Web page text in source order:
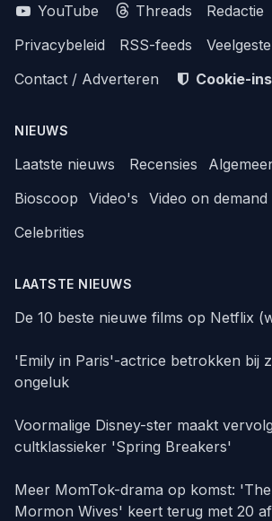
YouTube
Threads Redactie
Privacybeleid
RSS-feeds
Contact / Adverteren
Cookie-
NIEUWS
Laatste nieuws Recensies
Bioscoop
Video's Video on demand
Celebrities
LAATSTE NIEUWS
De 10 beste nieuwe films op Netflix
'Emily in Paris'-actrice betrokken bij
ongeluk
Voormalige Disney-ster maakt
cultklassieker 'Spring Breakers'
Meer MomTok-drama op komst:
Mormon Wives' keert terug met 20